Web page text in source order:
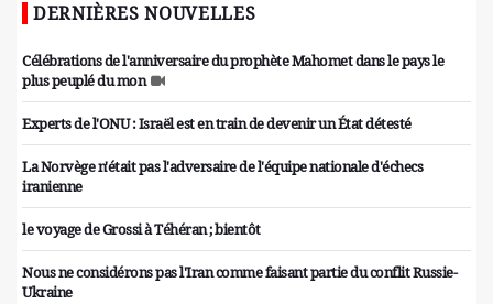
DERNIÈRES NOUVELLES
Célébrations de l'anniversaire du prophète Mahomet dans le pays le
plus peuplé du mon
Experts de l'ONU : Israël est en train de devenir un État détesté
La Norvège n'était pas l'adversaire de l'équipe nationale d'échecs
iranienne
le voyage de Grossi à Téhéran ; bientôt
Nous ne considérons pas l'Iran comme faisant partie du conflit Russie-
Ukraine